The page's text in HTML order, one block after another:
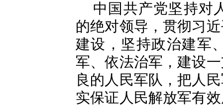
中国共产党坚持对
的绝对领导，贯彻习
建设，坚持政治建军
军、依法治军，建设
良的人民军队，把人
实保证人民解放军有